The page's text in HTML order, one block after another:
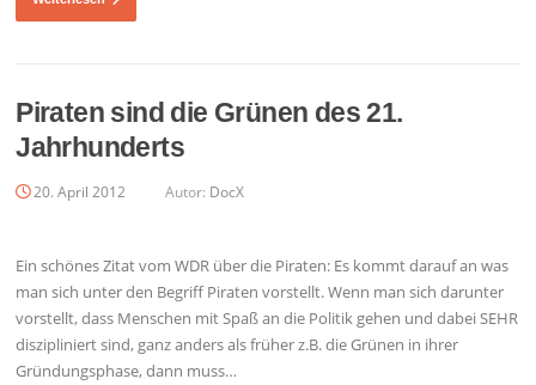
Piraten sind die Grünen des 21.
Jahrhunderts
20. April 2012 Autor: DocX
Ein schönes Zitat vom WDR über die Piraten: Es kommt darauf an was
man sich unter den Begriff Piraten vorstellt. Wenn man sich darunter
vorstellt, dass Menschen mit Spaß an die Politik gehen und dabei SEHR
diszipliniert sind, ganz anders als früher z.B. die Grünen in ihrer
Gründungsphase, dann muss…